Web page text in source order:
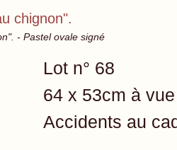
chignon".
- Pastel ovale signé
Lot n° 68
64 x 53cm à vue
Accidents au